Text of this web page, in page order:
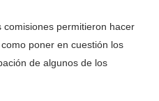
permitieron hacer
poner en cuestión los
de algunos de los